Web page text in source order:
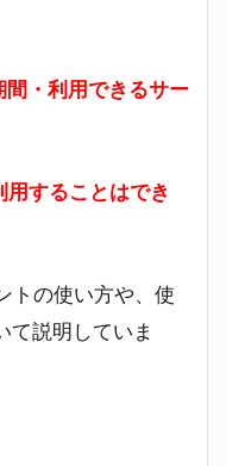
間・利用できるサー
することはでき
トの使い方や、使
て説明していま